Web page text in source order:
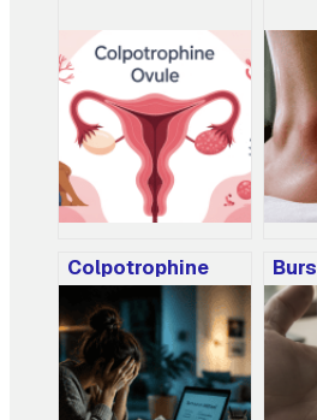
Colpotrophine
ovule : usages,
mode d’emploi et
précautions à
connaître